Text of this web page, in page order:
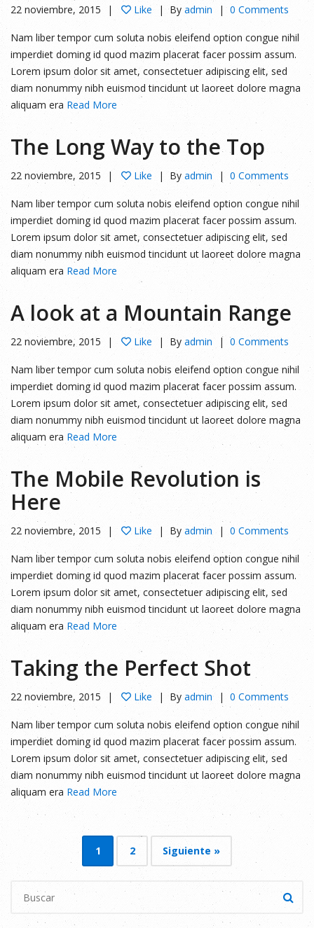
22 noviembre, 2015 Like By admin 0 Comments
Nam liber tempor cum soluta nobis eleifend option congue nihil
imperdiet doming id quod mazim placerat facer possim assum.
Lorem ipsum dolor sit amet, consectetuer adipiscing elit, sed
diam nonummy nibh euismod tincidunt ut laoreet dolore magna
aliquam era Read More
The Long Way to the Top
22 noviembre, 2015 Like By admin 0 Comments
Nam liber tempor cum soluta nobis eleifend option congue nihil
imperdiet doming id quod mazim placerat facer possim assum.
Lorem ipsum dolor sit amet, consectetuer adipiscing elit, sed
diam nonummy nibh euismod tincidunt ut laoreet dolore magna
aliquam era Read More
A look at a Mountain Range
22 noviembre, 2015 Like By admin 0 Comments
Nam liber tempor cum soluta nobis eleifend option congue nihil
imperdiet doming id quod mazim placerat facer possim assum.
Lorem ipsum dolor sit amet, consectetuer adipiscing elit, sed
diam nonummy nibh euismod tincidunt ut laoreet dolore magna
aliquam era Read More
The Mobile Revolution is
Here
22 noviembre, 2015 Like By admin 0 Comments
Nam liber tempor cum soluta nobis eleifend option congue nihil
imperdiet doming id quod mazim placerat facer possim assum.
Lorem ipsum dolor sit amet, consectetuer adipiscing elit, sed
diam nonummy nibh euismod tincidunt ut laoreet dolore magna
aliquam eraRead More
Taking the Perfect Shot
22 noviembre, 2015 Like By admin 0 Comments
Nam liber tempor cum soluta nobis eleifend option congue nihil
imperdiet doming id quod mazim placerat facer possim assum.
Lorem ipsum dolor sit amet, consectetuer adipiscing elit, sed
diam nonummy nibh euismod tincidunt ut laoreet dolore magna
aliquam era Read More
1 2 Siguiente »